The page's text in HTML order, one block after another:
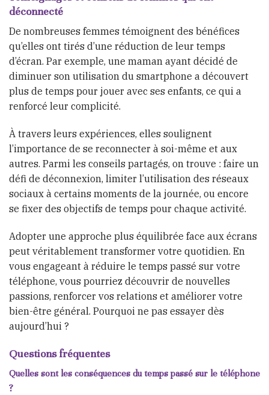
déconnecté
De nombreuses femmes témoignent des bénéfices
qu’elles ont tirés d’une réduction de leur temps
d’écran. Par exemple, une maman ayant décidé de
diminuer son utilisation du smartphone a découvert
plus de temps pour jouer avec ses enfants, ce qui a
renforcé leur complicité.
À travers leurs expériences, elles soulignent
l’importance de se reconnecter à soi-même et aux
autres. Parmi les conseils partagés, on trouve : faire un
défi de déconnexion, limiter l’utilisation des réseaux
sociaux à certains moments de la journée, ou encore
se fixer des objectifs de temps pour chaque activité.
Adopter une approche plus équilibrée face aux écrans
peut véritablement transformer votre quotidien. En
vous engageant à réduire le temps passé sur votre
téléphone, vous pourriez découvrir de nouvelles
passions, renforcer vos relations et améliorer votre
bien-être général. Pourquoi ne pas essayer dès
aujourd’hui ?
Questions fréquentes
Quelles sont les conséquences du temps passé sur le téléphone
?